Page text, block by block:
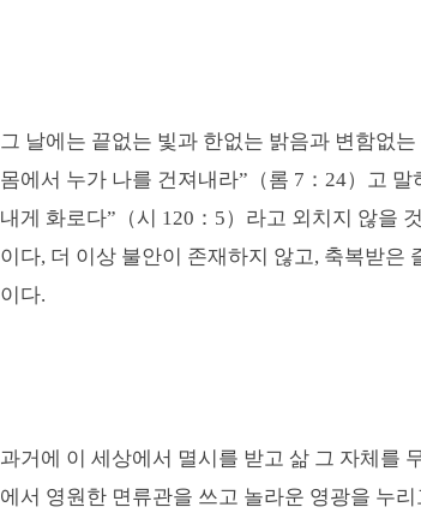
그 날에는 끝없는 빛과 한없는 밝음과 변함없
몸에서 누가 나를 건져내라” （롬 7 ： 24） 고 말
내게 화로다” （시 120 ： 5） 라고 외치지 않을
이다, 더 이상 불안이 존재하지 않고, 축복받은
이다.
과거에 이 세상에서 멸시를 받고 삶 그 자체를
에서 영원한 면류관을 쓰고 놀라운 영광을 누